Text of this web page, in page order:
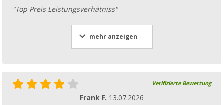
abCHF 9,
abCHF 9,95 UVP
"Top Preis Leistungsverhätniss"
mehr anzeigen
Verifizierte Bewertung
Frank F. 13.07.2026